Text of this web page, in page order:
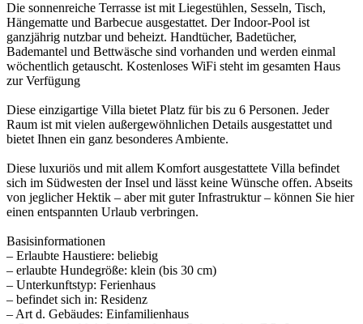
Die sonnenreiche Terrasse ist mit Liegestühlen, Sesseln, Tisch,
Hängematte und Barbecue ausgestattet. Der Indoor-Pool ist
ganzjährig nutzbar und beheizt. Handtücher, Badetücher,
Bademantel und Bettwäsche sind vorhanden und werden einmal
wöchentlich getauscht. Kostenloses WiFi steht im gesamten Haus
zur Verfügung
Diese einzigartige Villa bietet Platz für bis zu 6 Personen. Jeder
Raum ist mit vielen außergewöhnlichen Details ausgestattet und
bietet Ihnen ein ganz besonderes Ambiente.
Diese luxuriös und mit allem Komfort ausgestattete Villa befindet
sich im Südwesten der Insel und lässt keine Wünsche offen. Abseits
von jeglicher Hektik – aber mit guter Infrastruktur – können Sie hier
einen entspannten Urlaub verbringen.
Basisinformationen
– Erlaubte Haustiere: beliebig
– erlaubte Hundegröße: klein (bis 30 cm)
– Unterkunftstyp: Ferienhaus
– befindet sich in: Residenz
– Art d. Gebäudes: Einfamilienhaus